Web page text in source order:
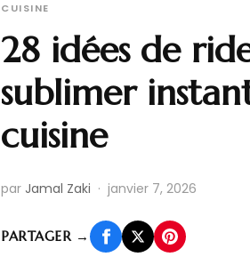
CUISINE
28 idées de
sublimer
cuisine
par Jamal Zaki · janvier 7, 2026
PARTAGER →